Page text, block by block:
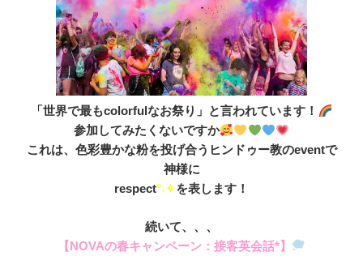
「世界で最もcolorfulなお祭り」と言われています！
参加してみたくないですか
これは、色彩豊かな粉を投げ合うヒンドゥー教のeventで
神様に
respect°˖✧を表します！
続いて、、、
【NOVAの春キャンペーン：接客英会話*】